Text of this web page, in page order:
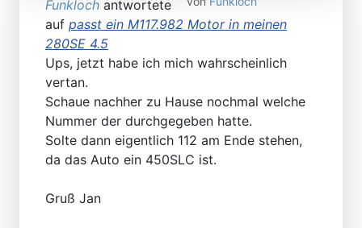
Funkloch antwortete
auf passt ein M117.982 Motor in meinen
280SE 4.5
Ups, jetzt habe ich mich wahrscheinlich
vertan.
Schaue nachher zu Hause nochmal welche
Nummer der durchgegeben hatte.
Solte dann eigentlich 112 am Ende stehen,
da das Auto ein 450SLC ist.
Gruß Jan